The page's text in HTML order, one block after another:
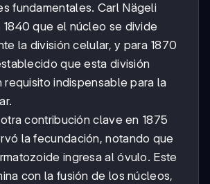
fundamentales. Carl Nägeli
que el núcleo se divide
la división celular, y para 1870
que esta división
requisito indispensable para la
contribución clave en 1875
la fecundación, notando que
ingresa al óvulo. Este
con la fusión de los núcleos,